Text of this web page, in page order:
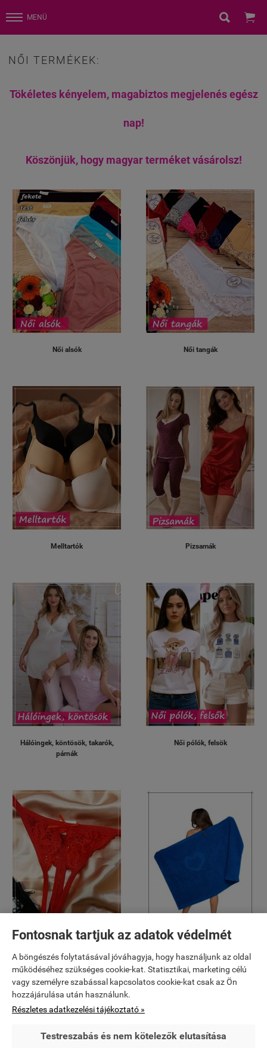
Fontosnak tartjuk az adatok védelmét
A böngészés folytatásával jóváhagyja, hogy használjunk az oldal
működéséhez szükséges cookie-kat. Statisztikai, marketing célú
vagy személyre szabással kapcsolatos cookie-kat csak az Ön
hozzájárulása után használunk.
Részletes adatkezelési tájékoztató »
Testreszabás és nem kötelezők elutasítása
MENÜ  
NŐI TERMÉKEK:
Tökéletes kényelem, magabiztos megjelenés egész
nap!
Köszönjük, hogy magyar terméket vásárolsz!
Női alsók Női tangák
Melltartók Pizsamák
Hálóingek, köntösök, takarók,
párnák
Női pólók, felsök